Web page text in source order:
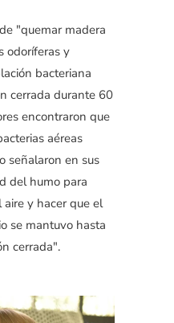
"quemar madera
odoríferas y
bacteriana
cerrada durante 60
encontraron que
aéreas
señalaron en sus
del humo para
y hacer que el
se mantuvo hasta
cerrada".